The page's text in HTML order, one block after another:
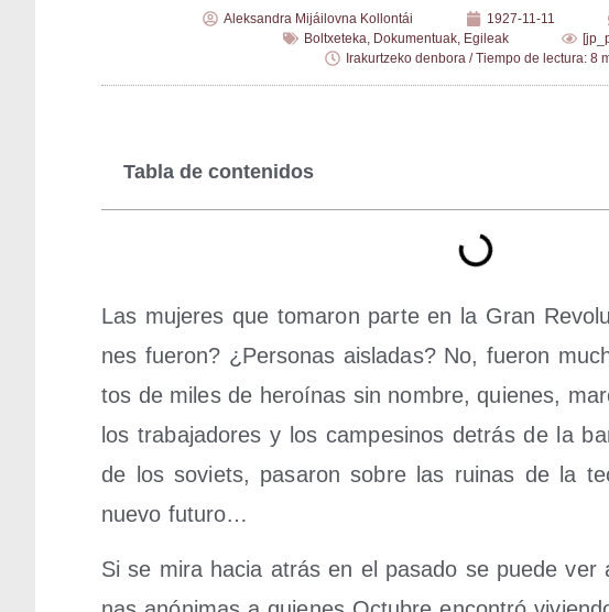
Aleksandra Mijáilovna Kollontái 1927-11-11
Boltxeteka, Dokumentuak, Egileak
Irakurtzeko denbora / Tiempo de lectura: 8
Tabla de contenidos
Las muje­res que toma­ron par­te en la Gran
nes fue­ron? ¿Per­so­nas ais­la­das? No, fue­ron
tos de miles de heroí­nas sin nom­bre, quie­nes,
los tra­ba­ja­do­res y los cam­pe­si­nos detrás de la
de los soviets, pasa­ron sobre las rui­nas de la
nue­vo futuro…
Si se mira hacia atrás en el pasa­do se pue­de